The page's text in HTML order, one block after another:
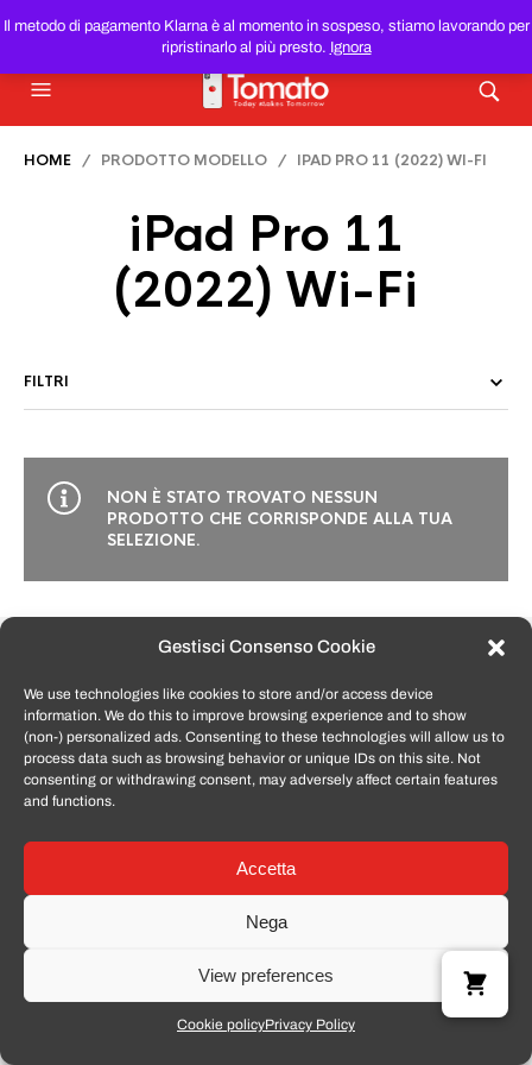
Gestisci Consenso Cookie
We use technologies like cookies to store and/or access device
information. We do this to improve browsing experience and to show
(non-) personalized ads. Consenting to these technologies will allow us to
process data such as browsing behavior or unique IDs on this site. Not
consenting or withdrawing consent, may adversely affect certain features
and functions.
Accetta
Nega
View preferences
Cookie policyPrivacy Policy
Il metodo di pagamento Klarna è al momento in sospeso, stiamo lavorando per
ripristinarlo al più presto. Ignora
SMARTPHONE E TABLET RICONDIZIONATIAL MIGLIOR
PREZZO DEL WEB!
HOME / PRODOTTO MODELLO / IPAD PRO 11 (2022) WI-FI
iPad Pro 11
(2022) Wi-Fi
FILTRI
NON È STATO TROVATO NESSUN
PRODOTTO CHE CORRISPONDE ALLA TUA
SELEZIONE.
P.IVA 02425060445 - Tomato Smartphone © 2024